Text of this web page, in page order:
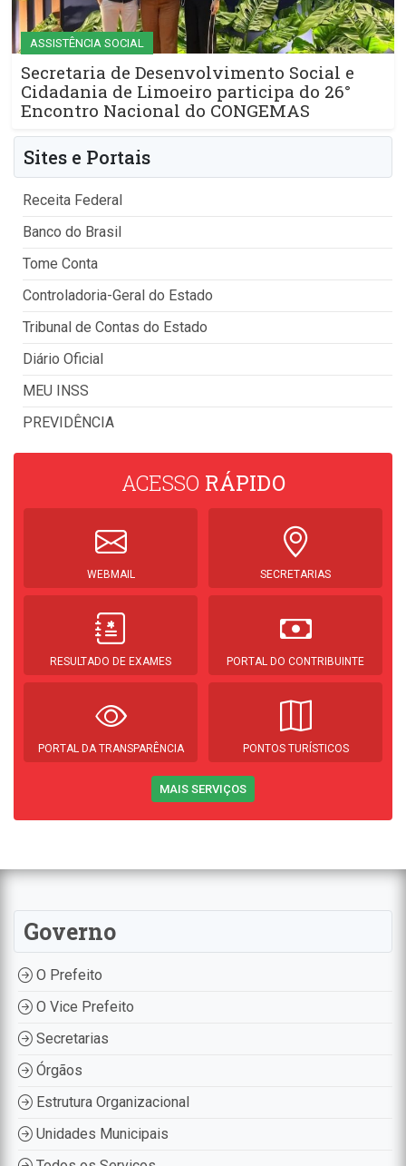
ASSISTÊNCIA SOCIAL
Secretaria de Desenvolvimento Social e
Cidadania de Limoeiro participa do 26°
Encontro Nacional do CONGEMAS
Sites e Portais
Receita Federal
Banco do Brasil
Tome Conta
Controladoria-Geral do Estado
Tribunal de Contas do Estado
Diário Oficial
MEU INSS
PREVIDÊNCIA
ACESSO RÁPIDO
WEBMAIL SECRETARIAS
RESULTADO DE EXAMES PORTAL DO CONTRIBUINTE
PORTAL DA TRANSPARÊNCIA PONTOS TURÍSTICOS
MAIS SERVIÇOS
Governo
O Prefeito
O Vice Prefeito
Secretarias
Órgãos
Estrutura Organizacional
Unidades Municipais